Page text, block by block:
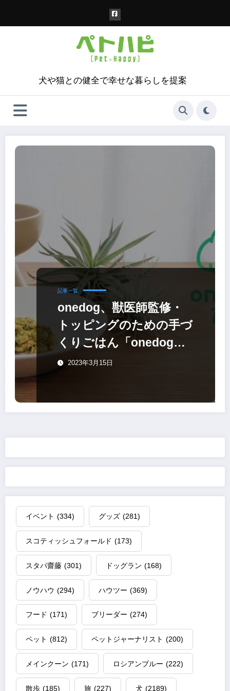
犬や猫との健全で幸せな暮らしを提案
記事一覧
onedog、獣医師監修・
トッピングのための手づ
くりごはん「onedog
Deli」
2023年3月15日
イベント (334) グッズ (281)
スコティッシュフォールド (173)
スタパ齋藤 (301) ドッグラン (168)
ノウハウ (294) ハウツー (369)
フード (171) ブリーダー (274)
ペット (812) ペットジャーナリスト (200)
メインクーン (171) ロシアンブルー (222)
散歩 (185) 旅 (227) 犬 (2189)